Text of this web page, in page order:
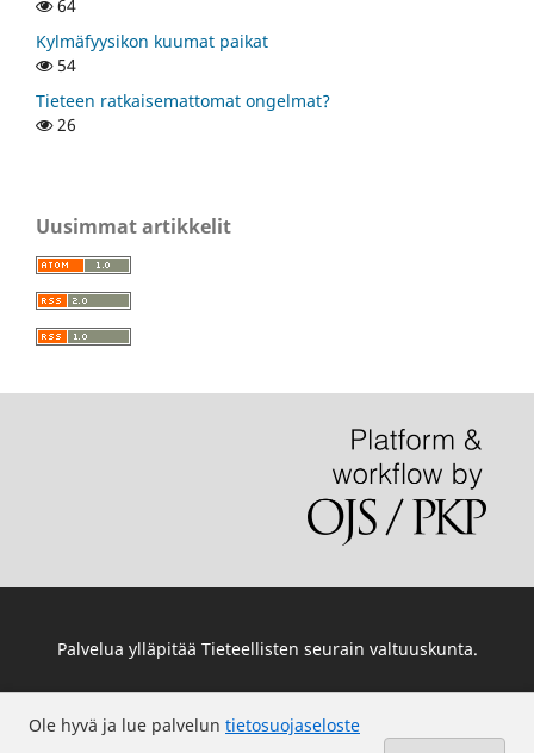
64
Kylmäfyysikon kuumat paikat
54
Tieteen ratkaisemattomat ongelmat?
26
Uusimmat artikkelit
Ole hyvä ja lue palvelun tietosuojaseloste
Palvelua ylläpitää Tieteellisten seurain valtuuskunta.